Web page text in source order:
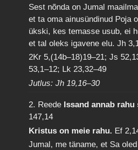
Sest nõnda on Jumal
et ta oma ainusündinud Poja
ükski, kes temasse usub, ei
et tal oleks igavene elu.Jh
2Kr 5,(14b–18)19–21; Js
53,1–12; Lk 23,32–49
Jutlus: Jh 19,16–30
2. Reede Issand annab
147,14
Kristus on meie rahu. Ef
Jumal, me täname, et Sa